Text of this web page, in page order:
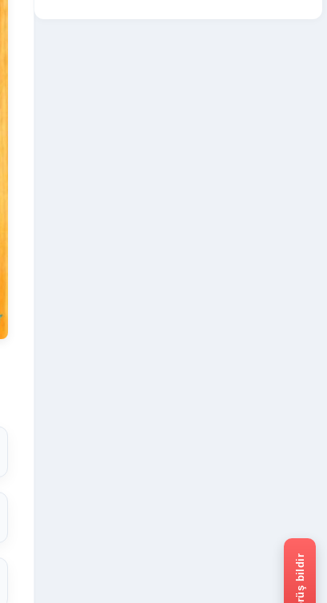
Görüş bildir